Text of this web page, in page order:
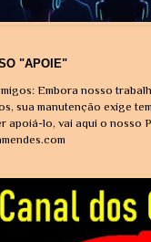
"APOIE"
Embora nosso
sua manutenção exige
apoiá-lo, vai aqui o nosso